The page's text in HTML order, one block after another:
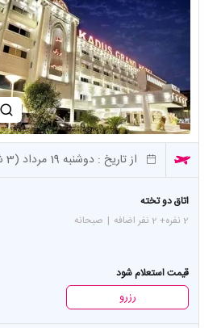
از تاریخ : دوشنبه 19 مرداد (3 شب)
اتاق دو تخته
2 نفره
+ 2 نفر اضافه | صبحانه
قیمت استعلام شود
رزرو